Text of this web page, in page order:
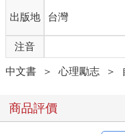
麼看我？」這些想法其實都
這些心的立足點，是以社會
心，會讓人在生活中總是把
起來如何」，習慣透過「別
許多人都是用這種視角看待
以有其他可能性了。
◎你有改變自己的決心嗎？
出版地 台灣
注音
中文書 ＞ 心理勵志 ＞
商品評價